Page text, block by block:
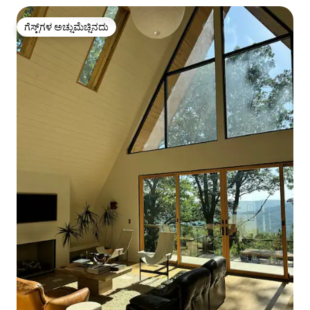
ಗೆಸ್ಟ್‌ಗಳ ಅಚ್ಚುಮೆಚ್ಚಿನದು
ಗೆಸ್ಟ್‌ಗಳ ಅಚ್ಚುಮೆಚ್ಚಿನದು